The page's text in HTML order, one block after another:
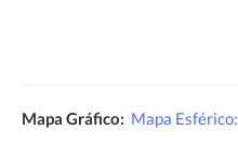
Mapa Gráfico: Mapa Esférico: